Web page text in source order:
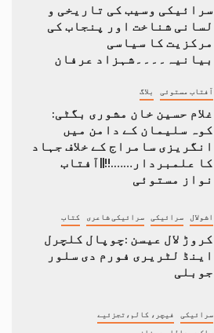
سرائیکی وسیب کی تاریخی و
لسانی شناخت اور پنجاب کی
مرکزیت کا سیاسی
بیانیہ۔۔۔۔شہزاد عرفان
آفتاب مستوئی بلاگ
غلام حسین خان مشوری بگٹی:
کوہ سلیمان کے دامن میں
انگریزی سامراج کے خلاف جہاد
کا علمبردار…….!!||آفتاب
نواز مستوئی
اشولال سرائیکی سرائیکی شاعری کتاب
کروڑ لال عیسن :چوپال کلچرل
اینڈ لٹریری فورم دی سلور
جوبلی
سرائیکی فیچر، کالم،تجزئیے